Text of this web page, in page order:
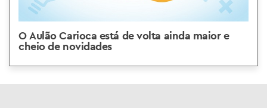
O Aulão Carioca está de volta ainda maior e
cheio de novidades